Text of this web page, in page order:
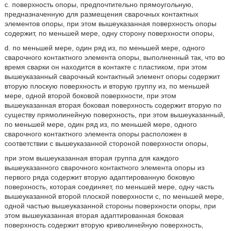
с. поверхность опоры, предпочтительно прямоугольную,
предназначенную для размещения сварочных контактных
элементов опоры, при этом вышеуказанная поверхность опоры
содержит, по меньшей мере, одну сторону поверхности опоры,
d. по меньшей мере, один ряд из, по меньшей мере, одного
сварочного контактного элемента опоры, выполненный так, что во
время сварки он находится в контакте с пластиком, при этом
вышеуказанный сварочный контактный элемент опоры содержит
вторую плоскую поверхность и вторую группу из, по меньшей
мере, одной второй боковой поверхности, при этом
вышеуказанная вторая боковая поверхность содержит вторую по
существу прямолинейную поверхность, при этом вышеуказанный,
по меньшей мере, один ряд из, по меньшей мере, одного
сварочного контактного элемента опоры расположен в
соответствии с вышеуказанной стороной поверхности опоры,
при этом вышеуказанная вторая группа для каждого
вышеуказанного сварочного контактного элемента опоры из
первого ряда содержит вторую адаптированную боковую
поверхность, которая соединяет, по меньшей мере, одну часть
вышеуказанной второй плоской поверхности с, по меньшей мере,
одной частью вышеуказанной стороны поверхности опоры, при
этом вышеуказанная вторая адаптированная боковая
поверхность содержит вторую криволинейную поверхность,